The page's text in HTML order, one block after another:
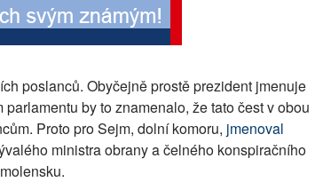
poslanců. Obyčejně prostě prezident jmenuje
by to znamenalo, že tato čest v obou
Proto pro Sejm, dolní komoru, jmenoval
ministra obrany a čelného konspiračního